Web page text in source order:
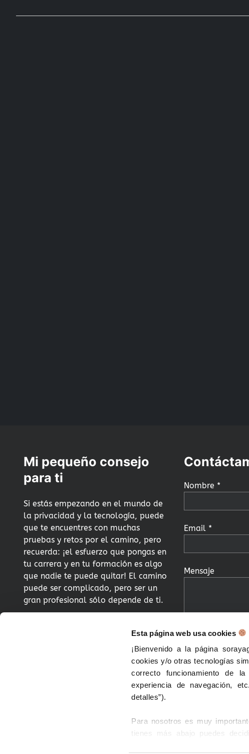
Esta página web usa cookies
¡Bienvenido a la página
cookies y/o otras tecnologías
correcto funcionamiento de
experiencia de navegación,
detalles”).
Para nosotros es muy
tienes más abajo puedes
Mi pequeño consejo
para ti
Si estás empezando en el mundo de
la privacidad y la tecnología, puede
que te encuentres con muchas
pruebas y retos por el camino, pero
recuerda: ¡el esfuerzo que pongas en
tu carrera y en tu formación es algo
que nadie te puede quitar! El camino
puede ser complicado, pero ser un
gran profesional sólo depende de ti.
Nombre *
Email *
Mensaje
Al hacer clic en
das tu
traten tus datos
enviado y
leído y